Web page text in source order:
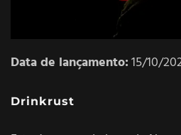
Data de lançamento:15/10/
Drinkrust